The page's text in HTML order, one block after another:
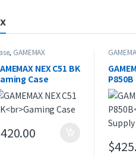
, GAMEMAX
NEX C51 BK
Case
420.00
P850B
$